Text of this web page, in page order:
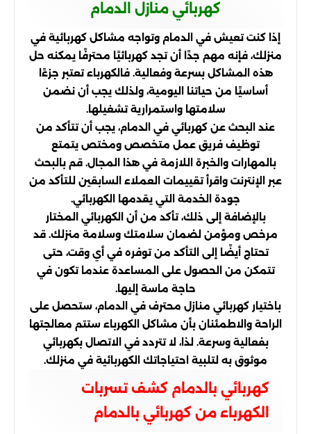
كهربائي منازل الدمام
إذا كنت تعيش في الدمام وتواجه مشاكل كهربائية في
منزلك، فإنه مهم جدًا أن تجد كهربائيًا محترفًا يمكنه حل
هذه المشاكل بسرعة وفعالية. فالكهرباء تعتبر جزءًا
أساسيًا من حياتنا اليومية، ولذلك يجب أن نضمن
سلامتها واستمرارية تشغيلها.
عند البحث عن كهربائي في الدمام، يجب أن تتأكد من
توظيف فريق عمل متخصص ومختص يتمتع
بالمهارات والخبرة اللازمة في هذا المجال. قم بالبحث
عبر الإنترنت واقرأ تقييمات العملاء السابقين للتأكد من
جودة الخدمة التي يقدمها الكهربائي.
بالإضافة إلى ذلك، تأكد من أن الكهربائي المختار
مرخص ومؤمن لضمان سلامتك وسلامة منزلك. قد
تحتاج أيضًا إلى التأكد من توفره في أي وقت، حتى
تتمكن من الحصول على المساعدة عندما تكون في
حاجة ماسة إليها.
باختيار كهربائي منازل محترف في الدمام، ستحصل على
الراحة والاطمئنان بأن مشاكل الكهرباء ستتم معالجتها
بفعالية وسرعة. لذا، لا تتردد في الاتصال بكهربائي
موثوق به لتلبية احتياجاتك الكهربائية في منزلك.
كهربائي بالدمام كشف تسربات
الكهرباء من كهربائي بالدمام